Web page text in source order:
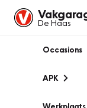
De Haas
Occasions
APK